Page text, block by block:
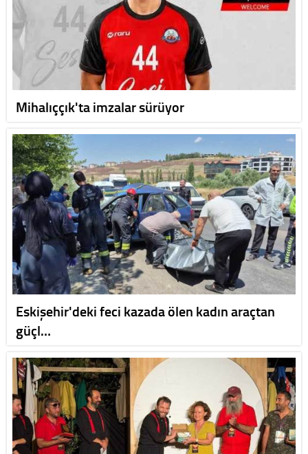
Mihalıççık'ta imzalar sürüyor
Eskişehir'deki feci kazada ölen kadın araçtan
güçl…